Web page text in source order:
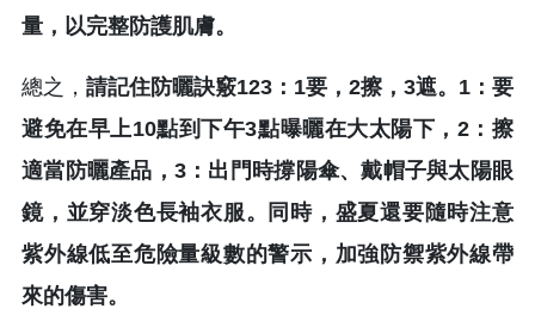
量，以完整防護肌膚。
總之， 請記住防曬訣竅123：1要，2擦，3遮。1：要
避免在早上10點到下午3點曝曬在大太陽下，2：擦
適當防曬產品，3：出門時撐陽傘、戴帽子與太陽眼
鏡，並穿淡色長袖衣服。同時，盛夏還要隨時注意
紫外線低至危險量級數的警示，加強防禦紫外線帶
來的傷害。